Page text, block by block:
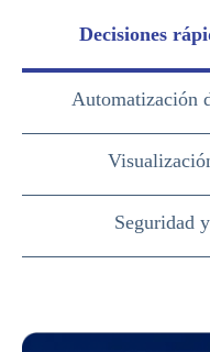
Decisiones
Automatización
Seguridad